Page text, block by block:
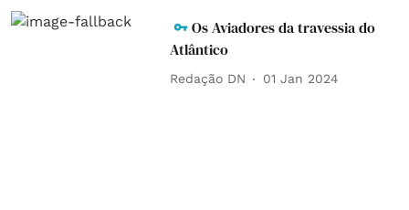
Os Aviadores da travessia do
Atlântico
Redação DN 01 Jan 2024